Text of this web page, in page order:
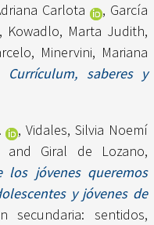
Carlota , García
, Kowadlo, Marta Judith,
, Minervini, Mariana
Currículum, saberes y
,Vidales, Silvia Noemí
and Giral de Lozano,
los jóvenes queremos
y jóvenes de
secundaria: sentidos,